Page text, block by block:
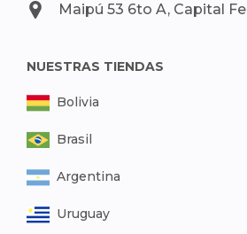
Maipú 53 6to A, Capital
NUESTRAS TIENDAS
Bolivia
Brasil
Argentina
Uruguay